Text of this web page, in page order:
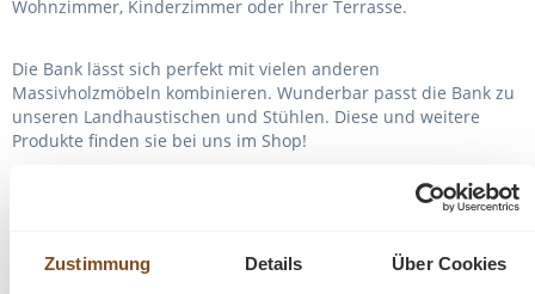
Zustimmung Details Über Cookies
Wohnzimmer, Kinderzimmer oder Ihrer Terrasse.
Die Bank lässt sich perfekt mit vielen anderen
Massivholzmöbeln kombinieren. Wunderbar passt die Bank zu
unseren Landhaustischen und Stühlen. Diese und weitere
Produkte finden sie bei uns im Shop!
Sitzhöhe: 48 cm